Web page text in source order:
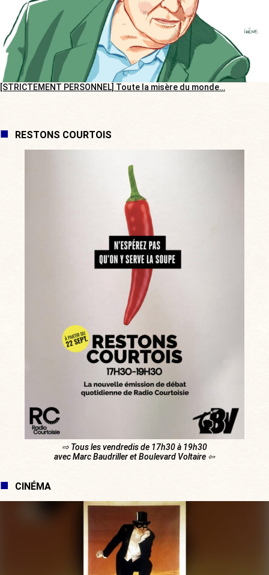
[STRICTEMENT PERSONNEL] Toute la misère du monde…
RESTONS COURTOIS
⇨ Tous les vendredis de 17h30 à 19h30
avec Marc Baudriller et Boulevard Voltaire ⇦
CINÉMA